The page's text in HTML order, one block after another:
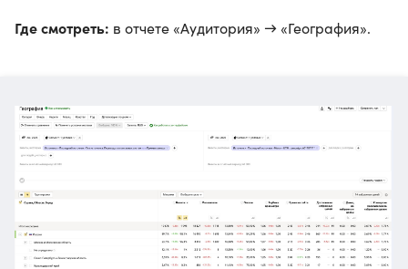
Где смотреть: в отчете «Аудитория» → «География».